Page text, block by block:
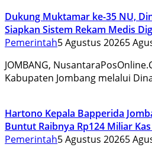
Dukung Muktamar ke-35 NU,
Siapkan Sistem Rekam Medis
Pemerintah5 Agustus 20265
JOMBANG,
Kabupaten Jombang melalui
Hartono Kepala Bapperida
Buntut Raibnya Rp124 Miliar
Pemerintah5 Agustus 20265